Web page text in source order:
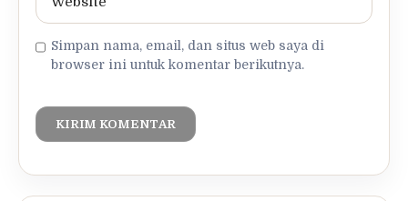
Simpan nama, email, dan situs web saya di
browser ini untuk komentar berikutnya.